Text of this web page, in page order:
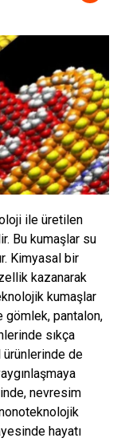
ile üretilen
Bu kumaşlar su
Kimyasal bir
kazanarak
kumaşlar
gömlek, pantalon,
sıkça
ürünlerinde de
nevresim
hayatı